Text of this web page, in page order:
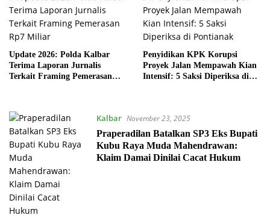
Update 2026: Polda Kalbar
Terima Laporan Jurnalis
Terkait Framing Pemerasan
Penyidikan KPK Korupsi
Proyek Jalan Mempawah Kian
Intensif: 5 Saksi Diperiksa di
Kalbar November 23, 2025
Praperadilan Batalkan SP3 Eks Bupati
Kubu Raya Muda Mahendrawan:
Klaim Damai Dinilai Cacat Hukum